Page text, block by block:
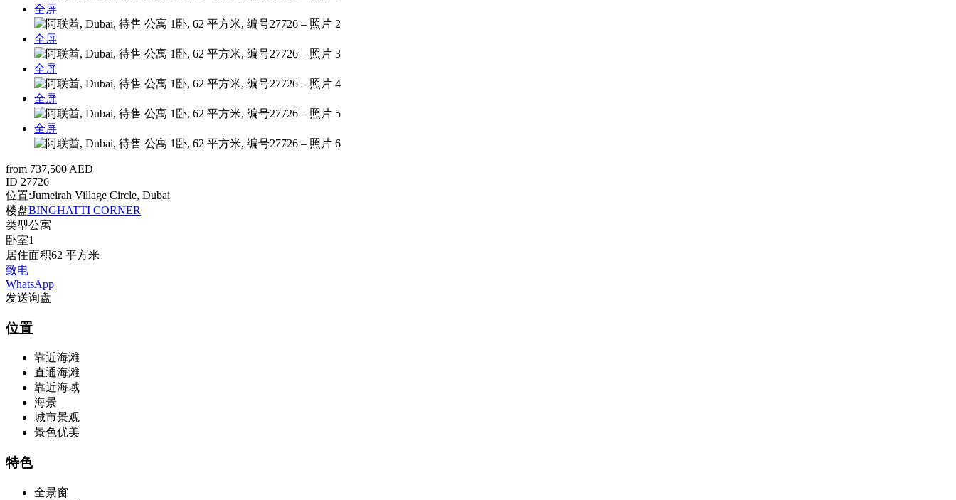
全屏
全屏
全屏
全屏
全屏
from 737,500 AED
ID 27726
位置:Jumeirah Village Circle, Dubai
楼盘BINGHATTI CORNER
类型公寓
卧室1
居住面积62 平方米
致电
WhatsApp
发送询盘
位置
靠近海滩
直通海滩
靠近海域
海景
城市景观
景色优美
特色
全景窗